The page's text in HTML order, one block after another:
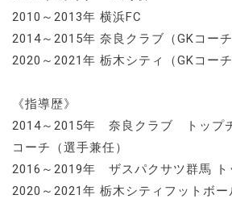
2010～2013年 横浜FC
2014～2015年 奈良クラブ（GKコーチ
2020～2021年 栃木シティ（GKコーチ
《指導歴》
2014～2015年 奈良クラブ トップ
コーチ（選手兼任）
2016～2019年 ザスパクサツ群馬 ト
2020～2021年 栃木シティフットボー